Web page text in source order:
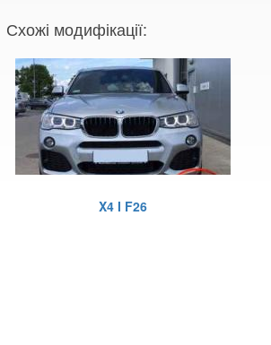
Схожі модифікації:
X4 I F26